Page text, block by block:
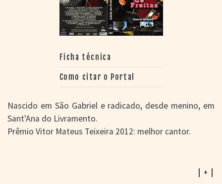
Ficha técnica
Como citar o Portal
Nascido em São Gabriel e radicado, desde menino, em
Sant'Ana do Livramento.
Prêmio Vitor Mateus Teixeira 2012: melhor cantor.
| + |